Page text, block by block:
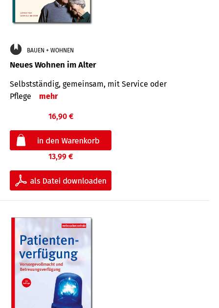
BAUEN + WOHNEN
Neues Wohnen im Alter
Selbstständig, gemeinsam, mit Service oder
Pflege
mehr
16,90 €
13,99 €